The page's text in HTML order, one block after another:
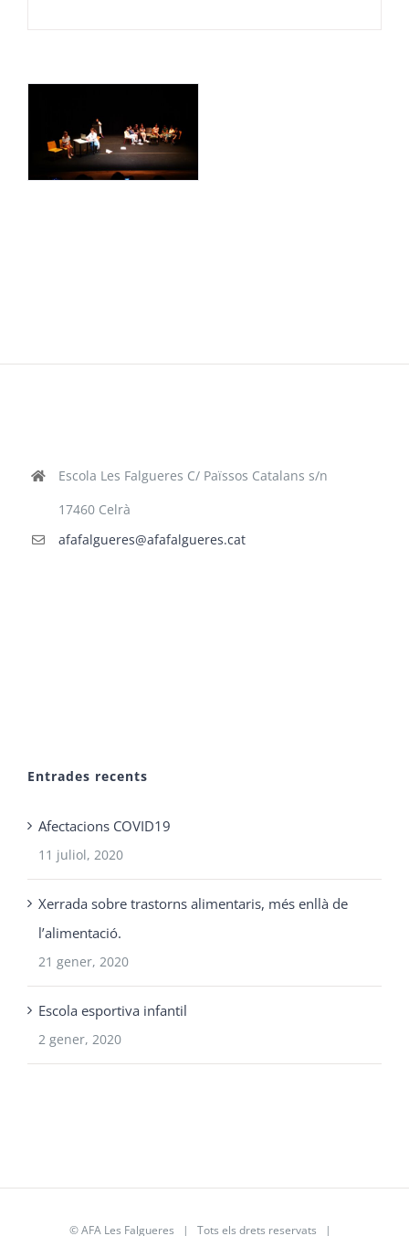
Escola Les Falgueres C/ Païssos Catalans s/n
17460 Celrà
afafalgueres@afafalgueres.cat
Entrades recents
Afectacions COVID19
11 juliol, 2020
Xerrada sobre trastorns alimentaris, més enllà de
l’alimentació.
21 gener, 2020
Escola esportiva infantil
2 gener, 2020
©AFA Les Falgueres | Tots els drets reservats |